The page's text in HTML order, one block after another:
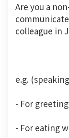
Are you a
colleague in
e.g.
- For
- For eating